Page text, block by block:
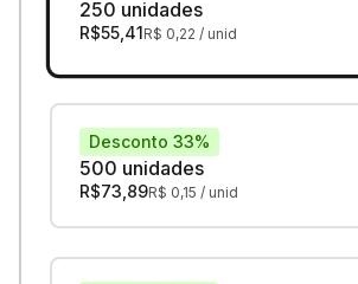
250 unidades
R$55,41R$ 0,22 / unid
500 unidades
Desconto 33%
R$73,89R$ 0,15 / unid